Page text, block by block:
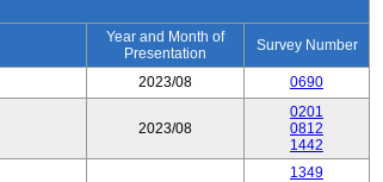
Year and Month of
Presentation
Survey Number
2023/08 0690
2023/08
0201
0812
1442
1349